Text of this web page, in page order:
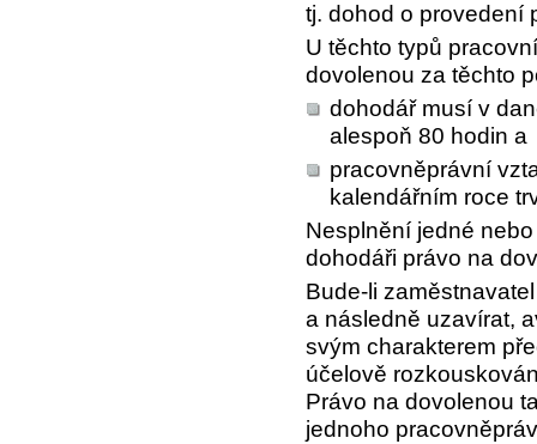
tj. dohod o provedení
U těchto typů
dovolenou za těchto
dohodář musí v
alespoň 80 hodin a
pracovněprávní
kalendářním roce
Nesplnění jedné
dohodáři právo na
Bude-li
a následně uzavírat,
svým charakterem
účelově
Právo na dovolenou
jednoho